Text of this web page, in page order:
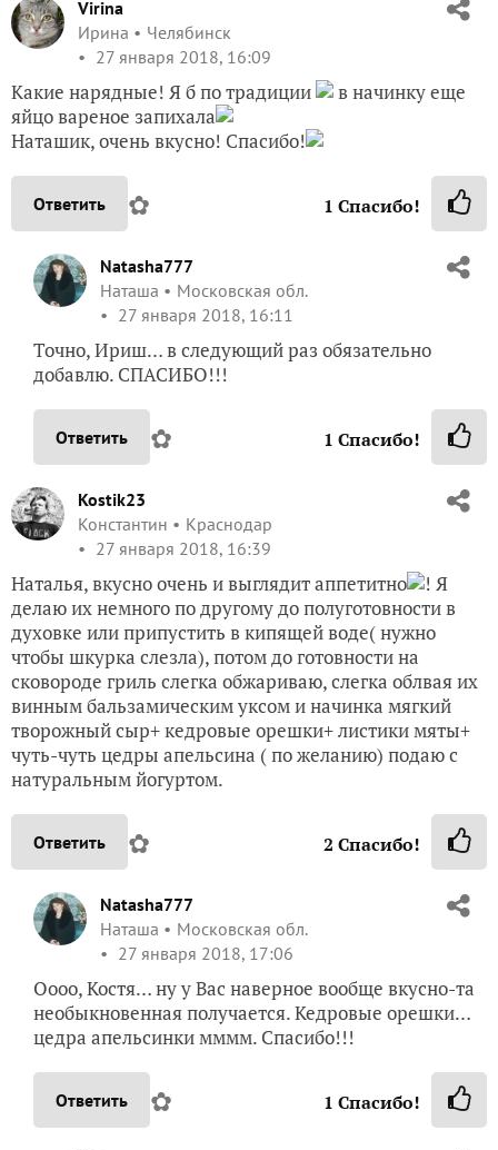
Virina
Ирина
Челябинск
27 января 2018, 16:09
Какие нарядные! Я б по традиции
в начинку еще
яйцо вареное запихала
Наташик, очень вкусно! Спасибо!
Ответить ✿ 1 Спасибо!
Natasha777
Наташа
Московская обл.
27 января 2018, 16:11
Точно, Ириш… в следующий раз обязательно
добавлю. СПАСИБО!!!
Ответить ✿ 1 Спасибо!
Kostik23
Константин
Краснодар
27 января 2018, 16:39
Наталья, вкусно очень и выглядит аппетитно
! Я
делаю их немного по другому до полуготовности в
духовке или припустить в кипящей воде( нужно
чтобы шкурка слезла), потом до готовности на
сковороде гриль слегка обжариваю, слегка облвая их
винным бальзамическим уксом и начинка мягкий
творожный сыр+ кедровые орешки+ листики мяты+
чуть-чуть цедры апельсина ( по желанию) подаю с
натуральным йогуртом.
Ответить ✿ 2 Спасибо!
Natasha777
Наташа
Московская обл.
27 января 2018, 17:06
Оооо, Костя… ну у Вас наверное вообще вкусно-та
необыкновенная получается. Кедровые орешки…
цедра апельсинки мммм. Спасибо!!!
Ответить ✿ 1 Спасибо!